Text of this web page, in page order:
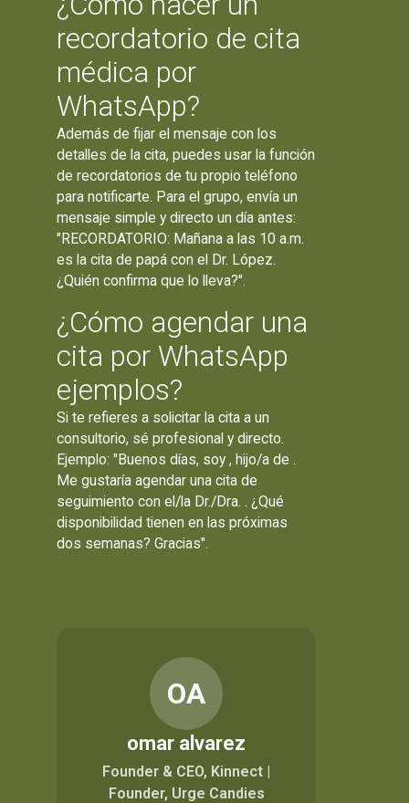
recordatorio de cita
médica por
WhatsApp?
Además de fijar el mensaje con los
detalles de la cita, puedes usar la función
de recordatorios de tu propio teléfono
para notificarte. Para el grupo, envía un
mensaje simple y directo un día antes:
"RECORDATORIO: Mañana a las 10 a.m.
es la cita de papá con el Dr. López.
¿Quién confirma que lo lleva?".
¿Cómo agendar una
cita por WhatsApp
ejemplos?
Si te refieres a solicitar la cita a un
consultorio, sé profesional y directo.
Ejemplo: "Buenos días, soy , hijo/a de .
Me gustaría agendar una cita de
seguimiento con el/la Dr./Dra. . ¿Qué
disponibilidad tienen en las próximas
dos semanas? Gracias".
OA
omar alvarez
Founder & CEO, Kinnect |
Founder, Urge Candies